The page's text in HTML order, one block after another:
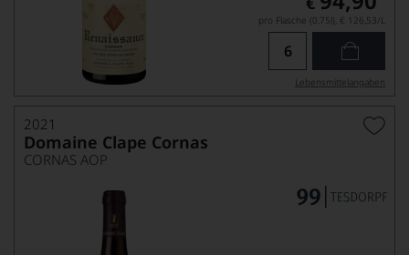
pro Flasche (0.75l), € 126,53/L
Lebensmittel­angaben
2021
Domaine Clape Cornas
CORNAS AOP